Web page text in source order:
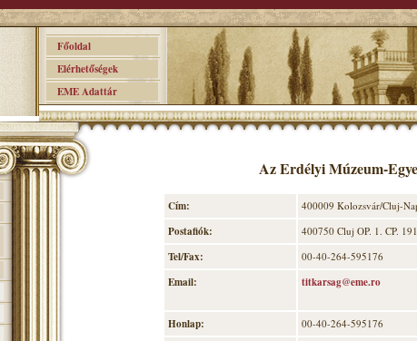
Főoldal
Elérhetőségek
EME Adattár
Az Erdélyi Múzeum-
Cím: 400009 Kolozsvár/Cluj-
Postafiók: 400750 Cluj OP. 1. CP.
Tel/Fax: 00-40-264-595176
Email: titkarsag@eme.ro
Honlap: 00-40-264-595176